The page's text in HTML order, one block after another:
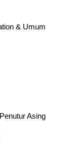
& Umum
Asing